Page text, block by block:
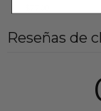
Reseñas de